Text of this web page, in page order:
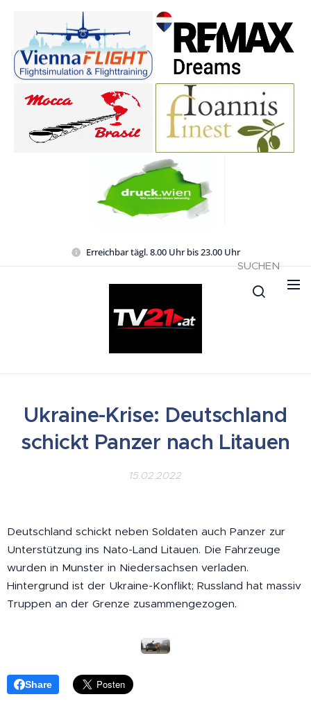
Erreichbar tägl. 8.00 Uhr bis 23.00 Uhr
SUCHEN
Ukraine-Krise: Deutschland
schickt Panzer nach Litauen
15.02.2022
Deutschland schickt neben Soldaten auch Panzer zur
Unterstützung ins Nato-Land Litauen. Die Fahrzeuge
wurden in Munster in Niedersachsen verladen.
Hintergrund ist der Ukraine-Konflikt; Russland hat massiv
Truppen an der Grenze zusammengezogen.
Share